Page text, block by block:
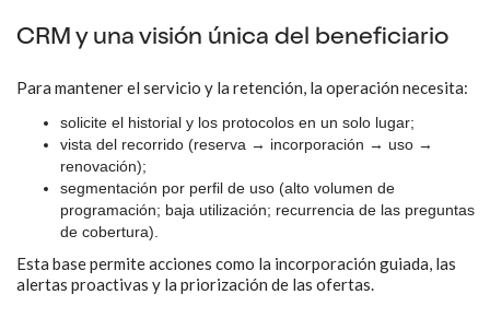
CRM y una visión única del beneficiario
Para mantener el servicio y la retención, la operación necesita:
solicite el historial y los protocolos en un solo lugar;
vista del recorrido (reserva → incorporación → uso →
renovación);
segmentación por perfil de uso (alto volumen de
programación; baja utilización; recurrencia de las preguntas
de cobertura).
Esta base permite acciones como la incorporación guiada, las
alertas proactivas y la priorización de las ofertas.